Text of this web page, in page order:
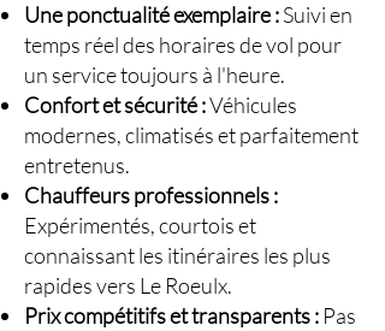
Une ponctualité exemplaire :Suivi en
temps réel des horaires de vol pour
un service toujours à l'heure.
Confort et sécurité :Véhicules
modernes, climatisés et parfaitement
entretenus.
Chauffeurs professionnels :
Expérimentés, courtois et
connaissant les itinéraires les plus
rapides vers Le Roeulx.
Prix compétitifs et transparents : Pas